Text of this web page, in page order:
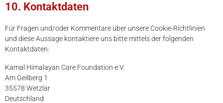
10. Kontaktdaten
Für Fragen und/oder Kommentare über unsere Cookie-Richtlinien
und diese Aussage kontaktiere uns bitte mittels der folgenden
Kontaktdaten:
Kamal Himalayan Care Foundation e.V.
Am Geilberg 1
35578 Wetzlar
Deutschland